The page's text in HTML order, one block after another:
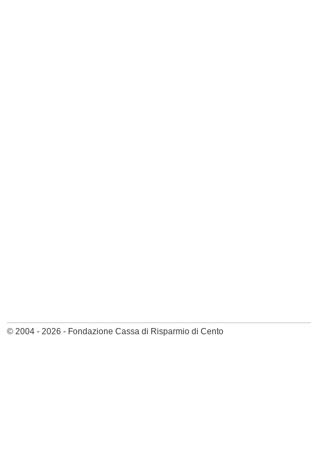
© 2004 - 2026 - Fondazione Cassa di Risparmio di Cento